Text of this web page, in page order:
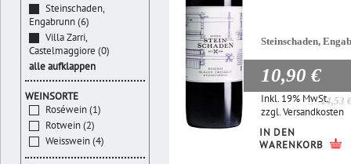
Steinschaden,
10,90 €
14,53
Inkl. 19% MwSt.
zzgl.Versandkosten
IN DEN
WARENKORB
Steinschaden,
Engabrunn (6)
Villa Zarri,
Castelmaggiore (0)
alle aufklappen
WEINSORTE
Roséwein (1)
Rotwein (2)
Weisswein (4)